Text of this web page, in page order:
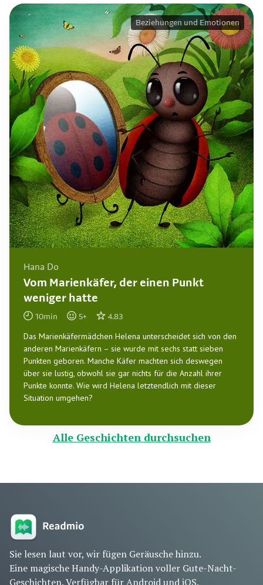
Hana Do
Vom Marienkäfer, der einen Punkt
weniger hatte
10min 5+ 4.83
Das Marienkäfermädchen Helena unterscheidet sich von den
anderen Marienkäfern – sie wurde mit sechs statt sieben
Punkten geboren. Manche Käfer machten sich deswegen
über sie lustig, obwohl sie gar nichts für die Anzahl ihrer
Punkte konnte. Wie wird Helena letztendlich mit dieser
Situation umgehen?
Beziehungen und Emotionen
Alle Geschichten durchsuchen
Sie lesen laut vor, wir fügen Geräusche hinzu.
Eine magische Handy-Applikation voller Gute-Nacht-
Geschichten. Verfügbar für Android und iOS.